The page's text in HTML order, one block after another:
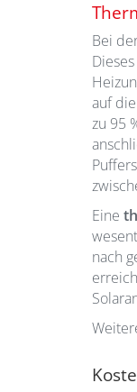
Bei
auf
zu 95
Eine
nach